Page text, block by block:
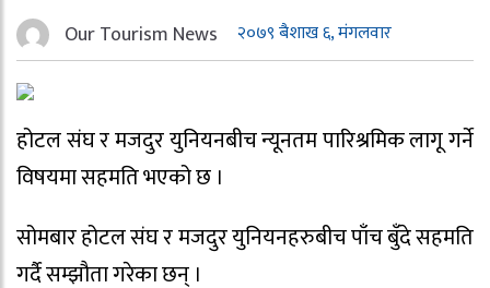
Our Tourism News २०७९ बैशाख ६, मंगलवार
होटल संघ र मजदुर युनियनबीच न्यूनतम पारिश्रमिक लागू गर्ने
विषयमा सहमति भएको छ ।
सोमबार होटल संघ र मजदुर युनियनहरुबीच पाँच बुँदे सहमति
गर्दै सम्झौता गरेका छन् ।